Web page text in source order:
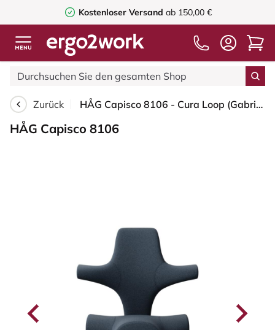
Kostenloser Versand ab 150,00 €
Zurück HÅG Capisco 8106 - Cura Loop (Gabriel) - Recyceltes Polyester - CLP66165 Blue - Moss Grey - 150mm (Sitzhöhe 40-55cm) - Weiche Rollen für harte Böden
HÅG Capisco 8106